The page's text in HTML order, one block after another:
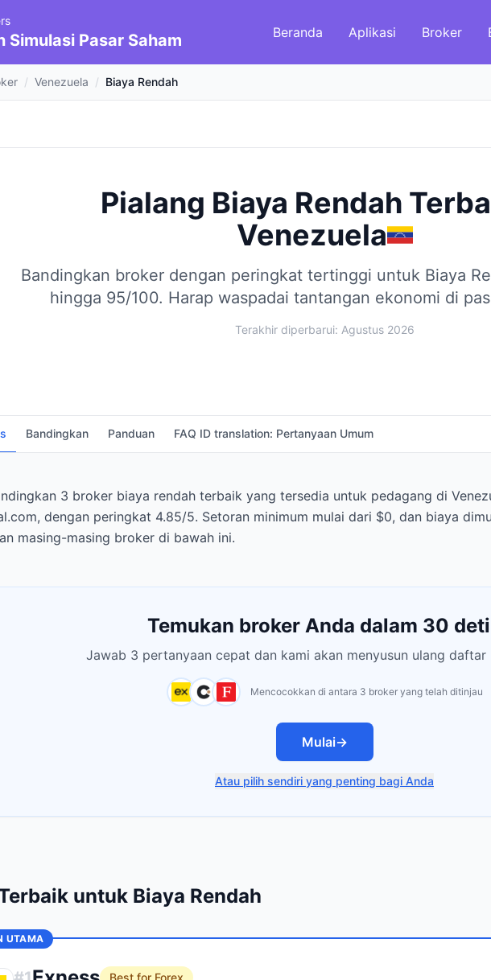
Simulasi Pasar Saham Beranda Aplikasi Broker
/ Venezuela / Biaya Rendah
Pialang Biaya Rendah
Venezuela
Bandingkan broker dengan peringkat tertinggi untuk Biaya
hingga 95/100. Harap waspadai tantangan ekonomi di
Terakhir diperbarui: Agustus 2026
Bandingkan Panduan FAQ ID translation: Pertanyaan Umum
3 broker biaya rendah terbaik yang tersedia untuk pedagang di
dengan peringkat 4.85/5. Setoran minimum mulai dari $0, dan biaya
masing-masing broker di bawah ini.
Temukan broker Anda dalam 30
Jawab 3 pertanyaan cepat dan kami akan menyusun ulang daftar
Mencocokkan di antara 3 broker yang telah ditinjau
Mulai→
Atau pilih sendiri yang penting bagi Anda
untuk Biaya Rendah
UTAMA
Best for Forex